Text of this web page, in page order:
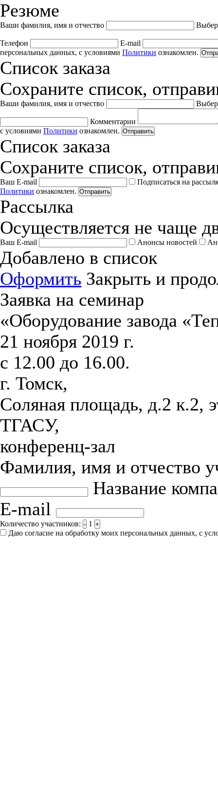
Резюме
Ваши фамилия, имя и отчество
Телефон
E-mail
персональных данных, с условиями Политики ознакомлен.
Список заказа
Сохраните список,
Ваши фамилия, имя и отчество
Комментарии
с условиями Политики ознакомлен. Отправить
Список заказа
Сохраните список,
Ваш E-mail
Подписаться на
Политики ознакомлен. Отправить
Рассылка
Осуществляется не чаще
Ваш E-mail Анонсы новостей
Добавлено в список
Оформить Закрыть и
Заявка на семинар
«Оборудование завода
21 ноября 2019 г.
с 12.00 до 16.00.
г. Томск,
Соляная площадь, д.2 к.2,
ТГАСУ,
конференц-зал
Фамилия, имя и отчество
Название
E-mail
Количество участников: - 1 +
Даю согласие на обработку моих персональных данных, с